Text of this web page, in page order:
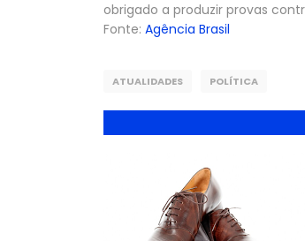
obrigado a produzir provas
Fonte: Agência Brasil
ATUALIDADES POLÍTICA